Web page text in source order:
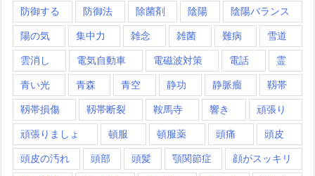
防御する 防御法 除菌剤 陰陽 陰陽バランス
陽の気 集中力 雑念 雑菌 難病 雪道
雲消し 電気自動車 電磁波対策 電話 霊
青い光 青森 青空 静功 静脈瘤 靱帯
靱帯損傷 靱帯断裂 鞍馬寺 響き 頑張り
頑張りましょ 頓服 頓服薬 頭痛 頭皮
頭皮の汚れ 頭部 頭髪 顎関節症 顔がスッキリ